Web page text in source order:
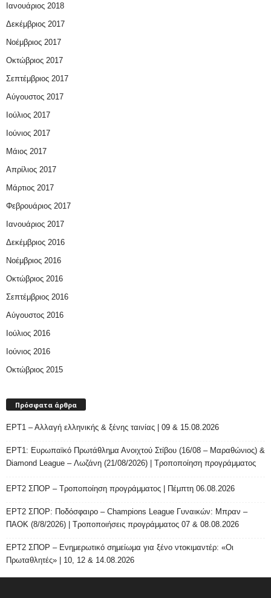
Ιανουάριος 2018
Δεκέμβριος 2017
Νοέμβριος 2017
Οκτώβριος 2017
Σεπτέμβριος 2017
Αύγουστος 2017
Ιούλιος 2017
Ιούνιος 2017
Μάιος 2017
Απρίλιος 2017
Μάρτιος 2017
Φεβρουάριος 2017
Ιανουάριος 2017
Δεκέμβριος 2016
Νοέμβριος 2016
Οκτώβριος 2016
Σεπτέμβριος 2016
Αύγουστος 2016
Ιούλιος 2016
Ιούνιος 2016
Οκτώβριος 2015
Πρόσφατα άρθρα
ΕΡΤ1 – Αλλαγή ελληνικής & ξένης ταινίας | 09 & 15.08.2026
ΕΡΤ1: Ευρωπαϊκό Πρωτάθλημα Ανοιχτού Στίβου (16/08 – Μαραθώνιος) &
Diamond League – Λωζάνη (21/08/2026) | Τροποποίηση προγράμματος
ΕΡΤ2 ΣΠΟΡ – Τροποποίηση προγράμματος | Πέμπτη 06.08.2026
ΕΡΤ2 ΣΠΟΡ: Ποδόσφαιρο – Champions League Γυναικών: Μπραν –
ΠΑΟΚ (8/8/2026) | Τροποποιήσεις προγράμματος 07 & 08.08.2026
ΕΡΤ2 ΣΠΟΡ – Ενημερωτικό σημείωμα για ξένο ντοκιμαντέρ: «Οι
Πρωταθλητές» | 10, 12 & 14.08.2026